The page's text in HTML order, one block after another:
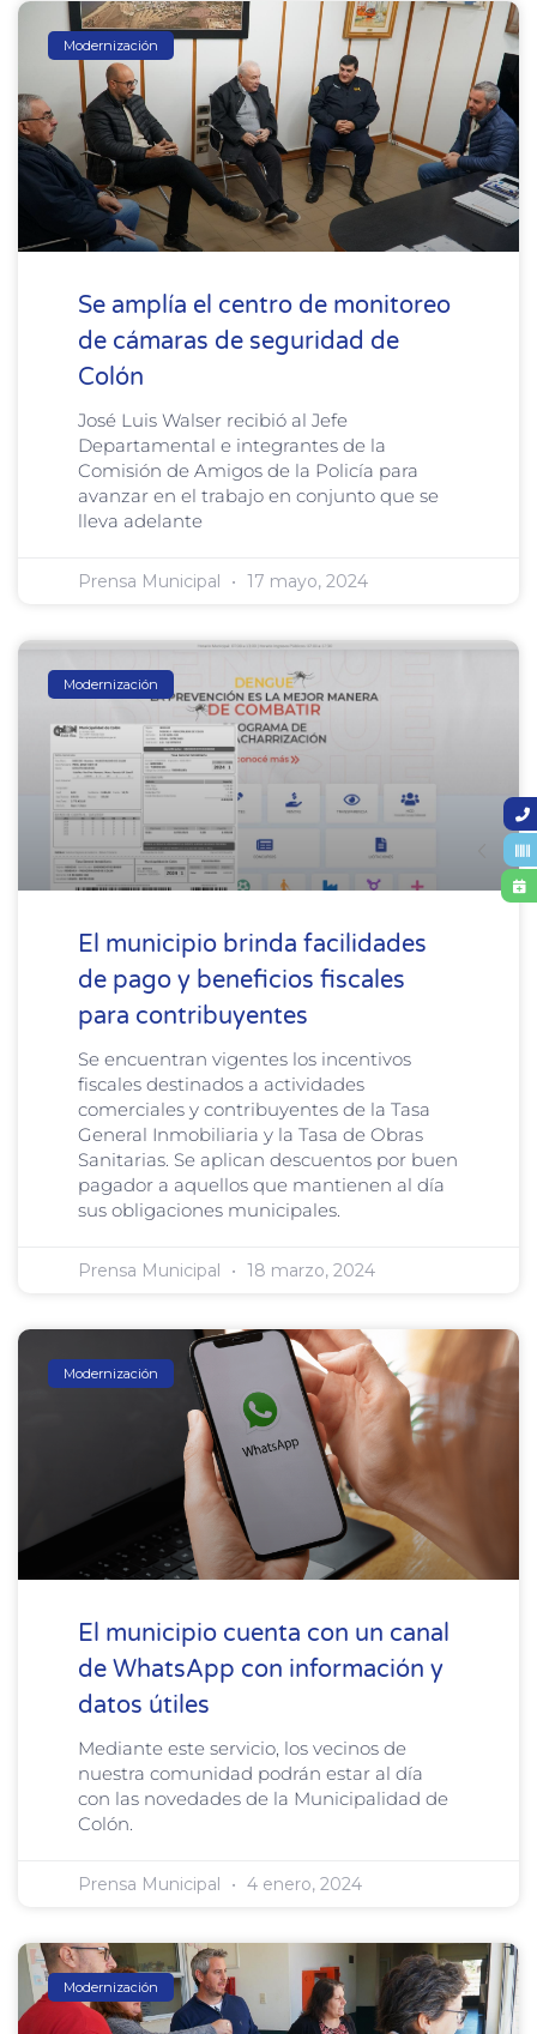
Modernización
Se amplía el centro de monitoreo
de cámaras de seguridad de
Colón
José Luis Walser recibió al Jefe
Departamental e integrantes de la
Comisión de Amigos de la Policía para
avanzar en el trabajo en conjunto que se
lleva adelante
Prensa Municipal 17 mayo, 2024
Modernización
El municipio brinda facilidades
de pago y beneficios fiscales
para contribuyentes
Se encuentran vigentes los incentivos
fiscales destinados a actividades
comerciales y contribuyentes de la Tasa
General Inmobiliaria y la Tasa de Obras
Sanitarias. Se aplican descuentos por buen
pagador a aquellos que mantienen al día
sus obligaciones municipales.
Prensa Municipal 18 marzo, 2024
Modernización
El municipio cuenta con un canal
de WhatsApp con información y
datos útiles
Mediante este servicio, los vecinos de
nuestra comunidad podrán estar al día
con las novedades de la Municipalidad de
Colón.
Prensa Municipal 4 enero, 2024
Modernización